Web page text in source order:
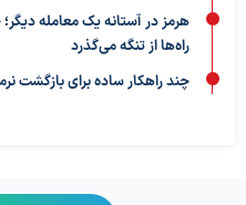
هرمز در آستانه یک معامله
راه‌ها از تنگه می‌گذرد
چند راهکار ساده برای بازگشت